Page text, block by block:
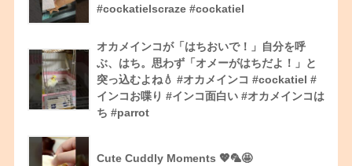
#cockatielscraze #cockatiel
オカメインコが「はちおいで！」自分を呼
ぶ、はち。思わず「オメーがはちだよ！」と
突っ込むよね💧 #オカメインコ #cockatiel #
インコお喋り #インコ面白い #オカメインコは
ち #parrot
Cute Cuddly Moments 💖🦜🤩